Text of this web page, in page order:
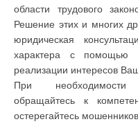
области трудового
Решение этих и многих
юридическая
характера с помощью
реализации интересов
При необходимости
обращайтесь к
остерегайтесь